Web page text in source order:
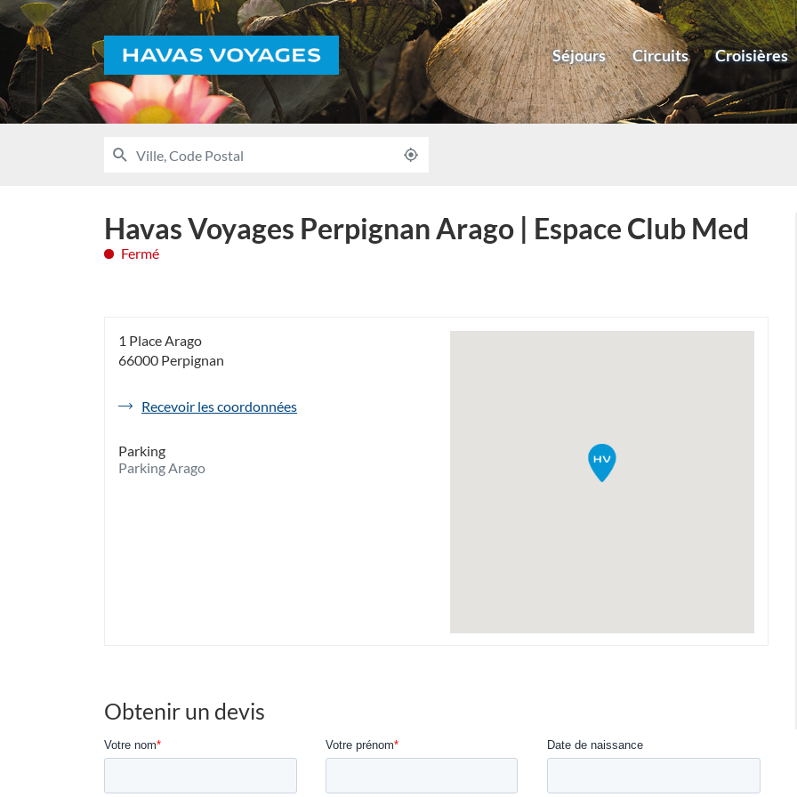
Séjours Circuits Croisières
Voyages
Ville,
À
,
VOYAGES
RECHERCHER
UNE
Havas Voyages Perpignan Arago | Espace Club Med
Fermé
1 Place Arago
66000 Perpignan
Recevoir les coordonnéesde
Parking
Parking Arago
Obtenir un devis